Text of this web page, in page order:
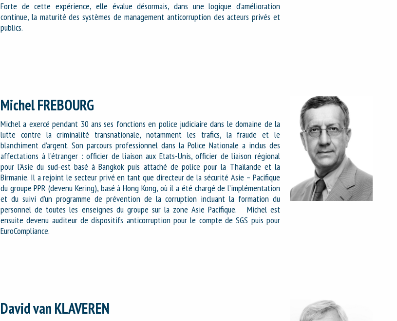
Forte de cette expérience, elle évalue désormais, dans une logique d’amélioration
continue, la maturité des systèmes de management anticorruption des acteurs privés et
publics.
Michel FREBOURG
Michel a exercé pendant 30 ans ses fonctions en police judiciaire dans le domaine de la
lutte contre la criminalité transnationale, notamment les trafics, la fraude et le
blanchiment d’argent. Son parcours professionnel dans la Police Nationale a inclus des
affectations à l’étranger : officier de liaison aux Etats-Unis, officier de liaison régional
pour l’Asie du sud-est basé à Bangkok puis attaché de police pour la Thaïlande et la
Birmanie. Il a rejoint le secteur privé en tant que directeur de la sécurité Asie – Pacifique
du groupe PPR (devenu Kering), basé à Hong Kong, où il a été chargé de l’implémentation
et du suivi d’un programme de prévention de la corruption incluant la formation du
personnel de toutes les enseignes du groupe sur la zone Asie Pacifique. Michel est
ensuite devenu auditeur de dispositifs anticorruption pour le compte de SGS puis pour
EuroCompliance.
David van KLAVEREN